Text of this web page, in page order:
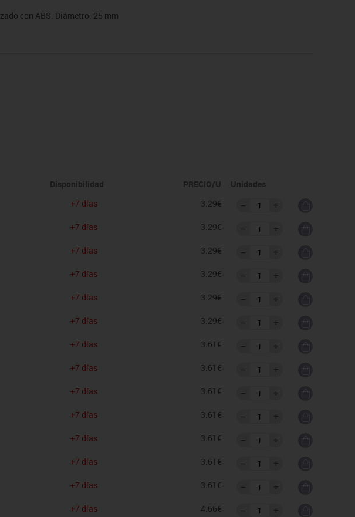
con ABS. Diámetro: 25 mm
Disponibilidad PRECIO/U
Unidades
+7 días 3.29€
+7 días 3.29€
+7 días 3.29€
+7 días 3.29€
+7 días 3.29€
+7 días 3.29€
+7 días 3.61€
+7 días 3.61€
+7 días 3.61€
+7 días 3.61€
+7 días 3.61€
+7 días 3.61€
+7 días 3.61€
+7 días 4.66€